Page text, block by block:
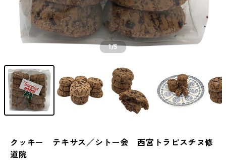
1/5
クッキー テキサス／シトー会 西宮トラピスチヌ修
道院